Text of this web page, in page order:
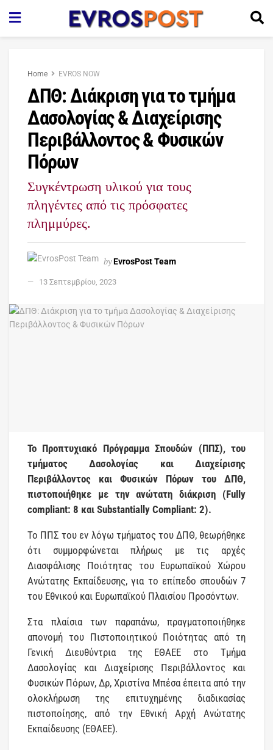
Home EVROS NOW
ΔΠΘ: Διάκριση για το τμήμα
Δασολογίας & Διαχείρισης
Περιβάλλοντος & Φυσικών
Πόρων
Συγκέντρωση υλικού για τους
πληγέντες από τις πρόσφατες
πλημμύρες.
byEvrosPost Team
13 Σεπτεμβρίου, 2023
Το Προπτυχιακό Πρόγραμμα Σπουδών (ΠΠΣ), του
τμήματος Δασολογίας και Διαχείρισης
Περιβάλλοντος και Φυσικών Πόρων του ΔΠΘ,
πιστοποιήθηκε με την ανώτατη διάκριση (Fully
compliant: 8 και Substantially Compliant: 2).
Το ΠΠΣ του εν λόγω τμήματος του ΔΠΘ, θεωρήθηκε
ότι συμμορφώνεται πλήρως με τις αρχές
Διασφάλισης Ποιότητας του Ευρωπαϊκού Χώρου
Ανώτατης Εκπαίδευσης, για το επίπεδο σπουδών 7
του Εθνικού και Ευρωπαϊκού Πλαισίου Προσόντων.
Στα πλαίσια των παραπάνω, πραγματοποιήθηκε
απονομή του Πιστοποιητικού Ποιότητας από τη
Γενική Διευθύντρια της ΕΘΑΕΕ στο Τμήμα
Δασολογίας και Διαχείρισης Περιβάλλοντος και
Φυσικών Πόρων, Δρ, Χριστίνα Μπέσα έπειτα από την
ολοκλήρωση της επιτυχημένης διαδικασίας
πιστοποίησης, από την Εθνική Αρχή Ανώτατης
Εκπαίδευσης (ΕΘΑΕΕ).